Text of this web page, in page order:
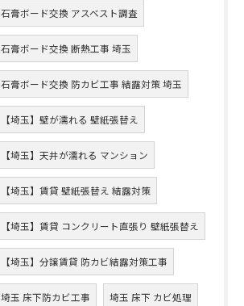
石膏ボード交換 アスベスト調査
石膏ボード交換 断熱工事 埼玉
石膏ボード交換 防カビ工事 結露対策 埼玉
【埼玉】壁が濡れる 壁紙張替え
【埼玉】天井が濡れる マンション
【埼玉】賃貸 壁紙張替え 結露対策
【埼玉】賃貸 コンクリート直張り 壁紙張替え
【埼玉】分譲賃貸 防カビ結露対策工事
埼玉 床下防カビ工事 埼玉 床下 カビ処理